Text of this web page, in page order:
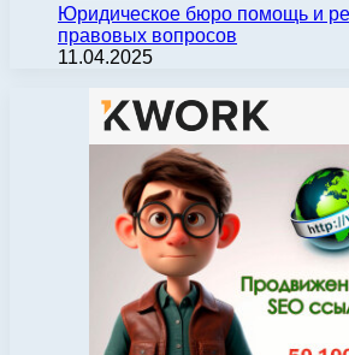
Юридическое бюро помощь и
правовых вопросов
11.04.2025